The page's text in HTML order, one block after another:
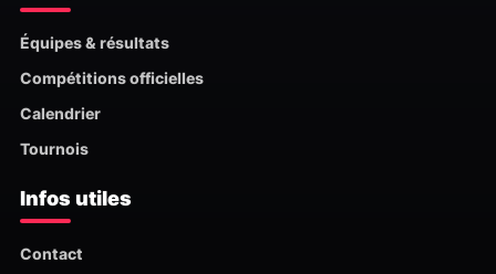
Équipes & résultats
Compétitions officielles
Calendrier
Tournois
Infos utiles
Contact